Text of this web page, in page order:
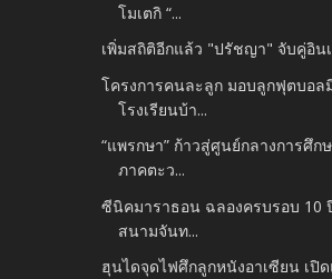
โมเตกิ “...
เพิ่มสถิติอีกแล้ว "ปรัชญา" จับคู่อิน
โครงการคนละลูก มอบลูกฟุตบอล
โรงเรียนบ้า...
“แพรกษา” ก้าวสู่ศูนย์กลางการศึก
ภาคตะว...
ซีนิคมาราธอน ฉลองครบรอบ 10
สนามจันท...
ฮุนไดจุดไฟศึกลูกหนังอาเซียน เปิ